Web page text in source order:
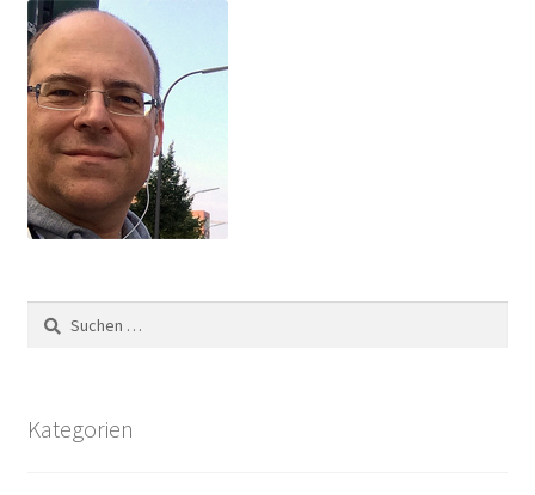
Suchen
nach:
Kategorien